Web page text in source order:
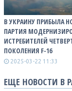
В УКРАИНУ ПРИБЫЛА
ПАРТИЯ
ИСТРЕБИТЕЛЕЙ
ПОКОЛЕНИЯ F-16
2025-03-22 11:33
ЕЩЕ НОВОСТИ В